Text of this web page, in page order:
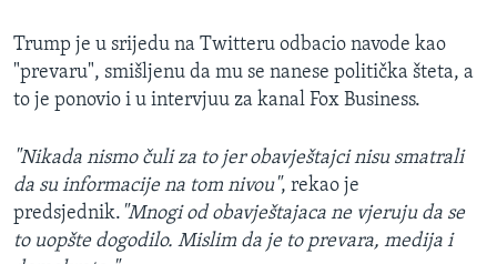
Trump je u srijedu na Twitteru odbacio navode kao
"prevaru", smišljenu da mu se nanese politička šteta, a
to je ponovio i u intervjuu za kanal Fox Business.
"Nikada nismo čuli za to jer obavještajci nisu smatrali
da su informacije na tom nivou", rekao je
predsjednik. "Mnogi od obavještajaca ne vjeruju da se
to uopšte dogodilo. Mislim da je to prevara, medija i